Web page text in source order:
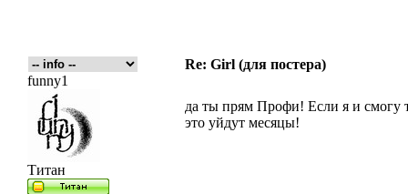
Re: Girl (для постера)
funny1
Титан
да ты прям Профи! Если я и смогу
это уйдут месяцы!